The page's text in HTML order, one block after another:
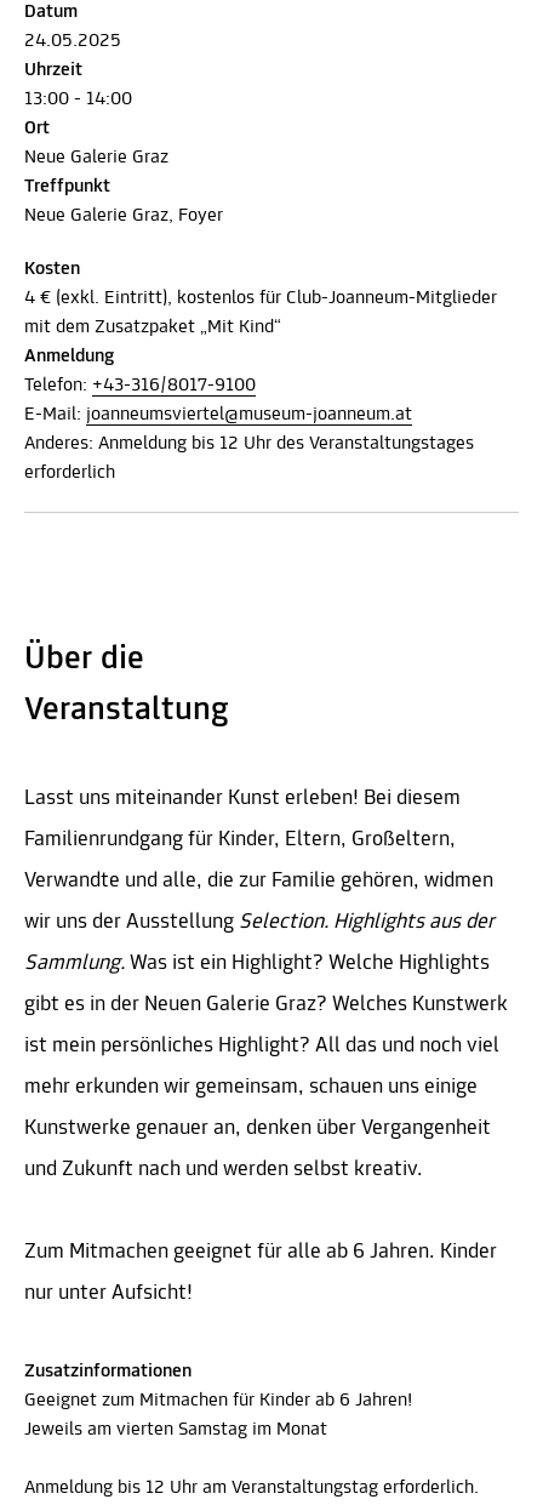
Datum
24.05.2025
Uhrzeit
13:00 - 14:00
Ort
Neue Galerie Graz
Treffpunkt
Neue Galerie Graz, Foyer
Kosten
4 € (exkl. Eintritt), kostenlos für Club-Joanneum-Mitglieder
mit dem Zusatzpaket „Mit Kind“
Anmeldung
Telefon: +43-316/8017-9100
E-Mail: joanneumsviertel@museum-joanneum.at
Anderes: Anmeldung bis 12 Uhr des Veranstaltungstages
erforderlich
Über die
Veranstaltung
Lasst uns miteinander Kunst erleben! Bei diesem
Familienrundgang für Kinder, Eltern, Großeltern,
Verwandte und alle, die zur Familie gehören, widmen
wir uns der Ausstellung Selection. Highlights aus der
Sammlung. Was ist ein Highlight? Welche Highlights
gibt es in der Neuen Galerie Graz? Welches Kunstwerk
ist mein persönliches Highlight? All das und noch viel
mehr erkunden wir gemeinsam, schauen uns einige
Kunstwerke genauer an, denken über Vergangenheit
und Zukunft nach und werden selbst kreativ.
Zum Mitmachen geeignet für alle ab 6 Jahren. Kinder
nur unter Aufsicht!
Zusatzinformationen
Geeignet zum Mitmachen für Kinder ab 6 Jahren!
Jeweils am vierten Samstag im Monat
Anmeldung bis 12 Uhr am Veranstaltungstag erforderlich.